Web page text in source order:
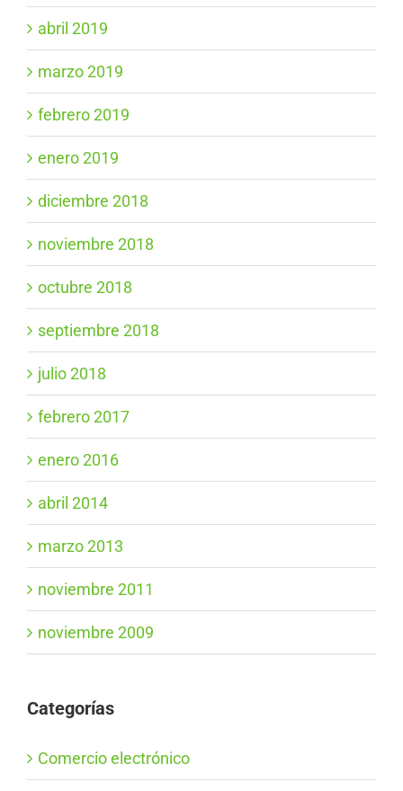
abril 2019
marzo 2019
febrero 2019
enero 2019
diciembre 2018
noviembre 2018
octubre 2018
septiembre 2018
julio 2018
febrero 2017
enero 2016
abril 2014
marzo 2013
noviembre 2011
noviembre 2009
Categorías
Comercio electrónico